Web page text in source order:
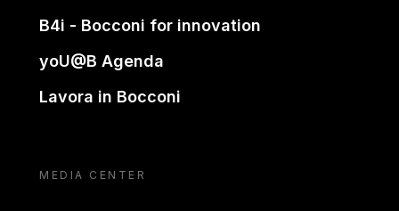
B4i - Bocconi for innovation
yoU@B Agenda
Lavora in Bocconi
MEDIA CENTER